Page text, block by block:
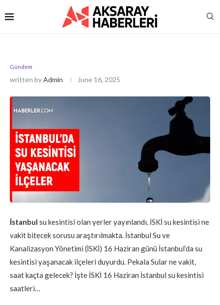
Gündem
written byAdmin June 16, 2025
İstanbul su kesintisi olan yerler yayınlandı. İSKİ su kesintisi ne
vakit bitecek sorusu araştırılmakta. İstanbul Su ve
Kanalizasyon Yönetimi (İSKİ) 16 Haziran günü İstanbul’da su
kesintisi yaşanacak ilçeleri duyurdu. Pekala Sular ne vakit,
saat kaçta gelecek? İşte İSKİ 16 Haziran İstanbul su kesintisi
saatleri…